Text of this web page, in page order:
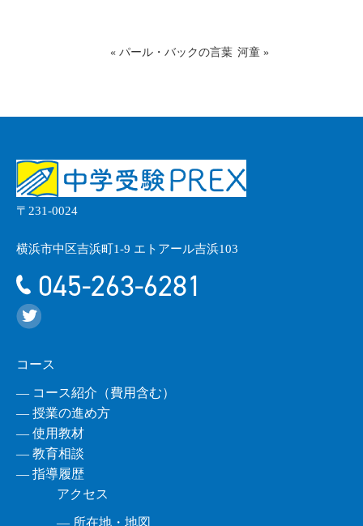
« パール・バックの言葉 河童 »
〒231-0024
横浜市中区吉浜町1-9 エトアール吉浜103
045-263-6281
コース
― コース紹介（費用含む）
― 授業の進め方
― 使用教材
― 教育相談
― 指導履歴
アクセス
― 所在地・地図